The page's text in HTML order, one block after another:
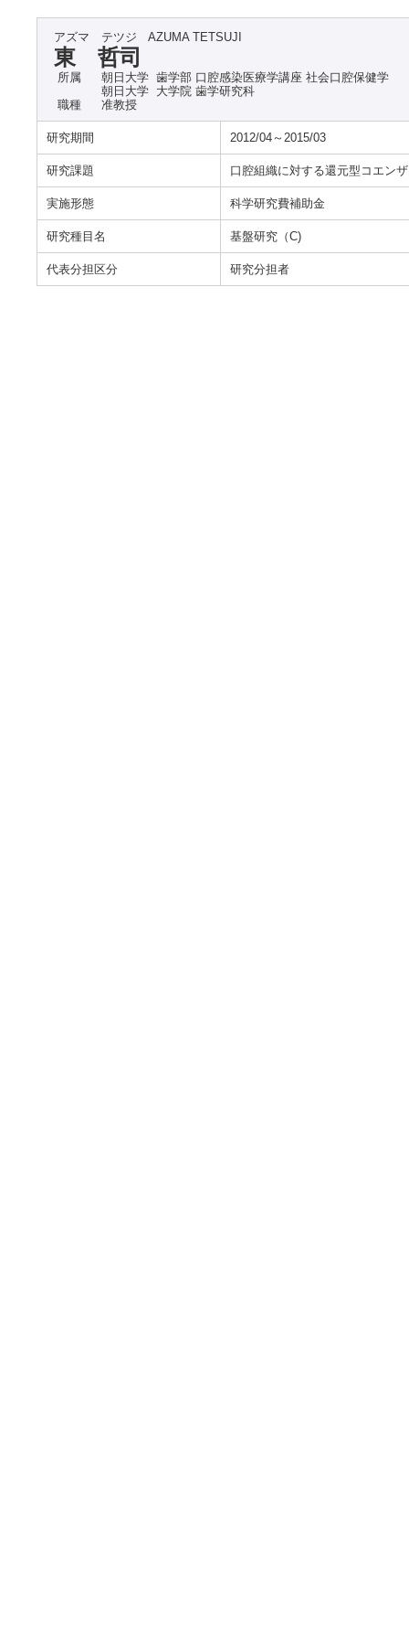
アズマ テツジ AZUMA TETSUJI
東 哲司
所属
朝日大学 歯学部 口腔感染医療学講座 社会口腔保健学
朝日大学 大学院 歯学研究科
職種
准教授
研究期間 2012/04～2015/03
研究課題 口腔組織に対する還元型コエン
実施形態 科学研究費補助金
研究種目名 基盤研究（C)
代表分担区分 研究分担者